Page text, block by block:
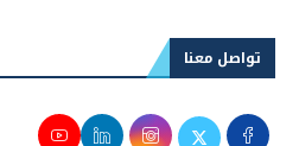
تواصل معنا